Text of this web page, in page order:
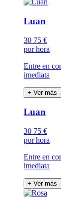
Luan
30 75 €
por hora
Entre en
imediata
+ Ver más
Luan
30 75 €
por hora
Entre en
imediata
+ Ver más